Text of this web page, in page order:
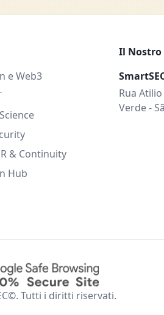
e Web3
& Continuity
Hub
Il
Rua
Verde -
Tutti i diritti riservati.